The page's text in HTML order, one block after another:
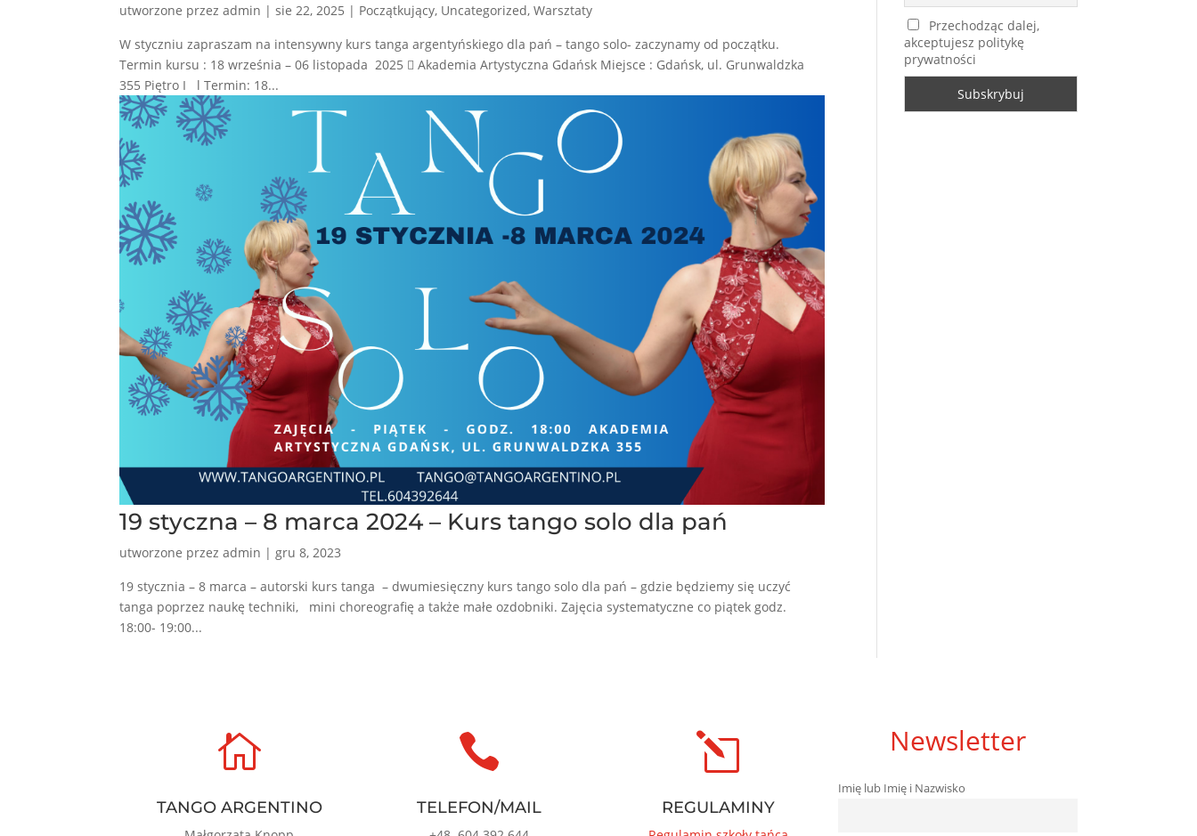
utworzone przezadmin |sie 22, 2025 | Początkujący, Uncategorized,Warsztaty
W styczniu zapraszam na intensywny kurs tanga argentyńskiego dla pań – tango solo- zaczynamy od początku.
Termin kursu : 18 września – 06 listopada 2025  Akademia Artystyczna Gdańsk Miejsce : Gdańsk, ul. Grunwaldzka
355 Piętro I l Termin: 18...
19 styczna – 8 marca 2024 – Kurs tango solo dla pań
utworzone przezadmin |gru 8, 2023
19 stycznia – 8 marca – autorski kurs tanga – dwumiesięczny kurs tango solo dla pań – gdzie będziemy się uczyć
tanga poprzez naukę techniki, mini choreografię a także małe ozdobniki. Zajęcia systematyczne co piątek godz.
18:00- 19:00...
Przechodząc dalej,
akceptujesz politykę
prywatności

TANGO ARGENTINO

TELEFON/MAIL
l
REGULAMINY
Newsletter
Imię lub Imię i Nazwisko